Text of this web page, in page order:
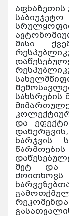
აფხაზეთის
მისი
სახსრების
და
ხარჯვის
მეტ და
მოითხოვს